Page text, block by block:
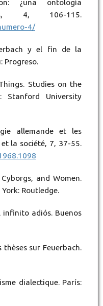
¿una ontología
4, 106-115.
4/
y el fin de la
Progreso.
Studies on the
Stanford University
allemande et les
et la société, 7, 37-55.
and Women.
Routledge.
infinito adiós. Buenos
thèses sur Feuerbach.
dialectique. París: